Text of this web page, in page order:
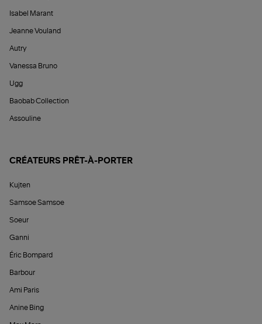
Isabel Marant
Jeanne Vouland
Autry
Vanessa Bruno
Ugg
Baobab Collection
Assouline
CRÉATEURS PRÊT-À-PORTER
Kujten
Samsoe Samsoe
Soeur
Ganni
Éric Bompard
Barbour
Ami Paris
Anine Bing